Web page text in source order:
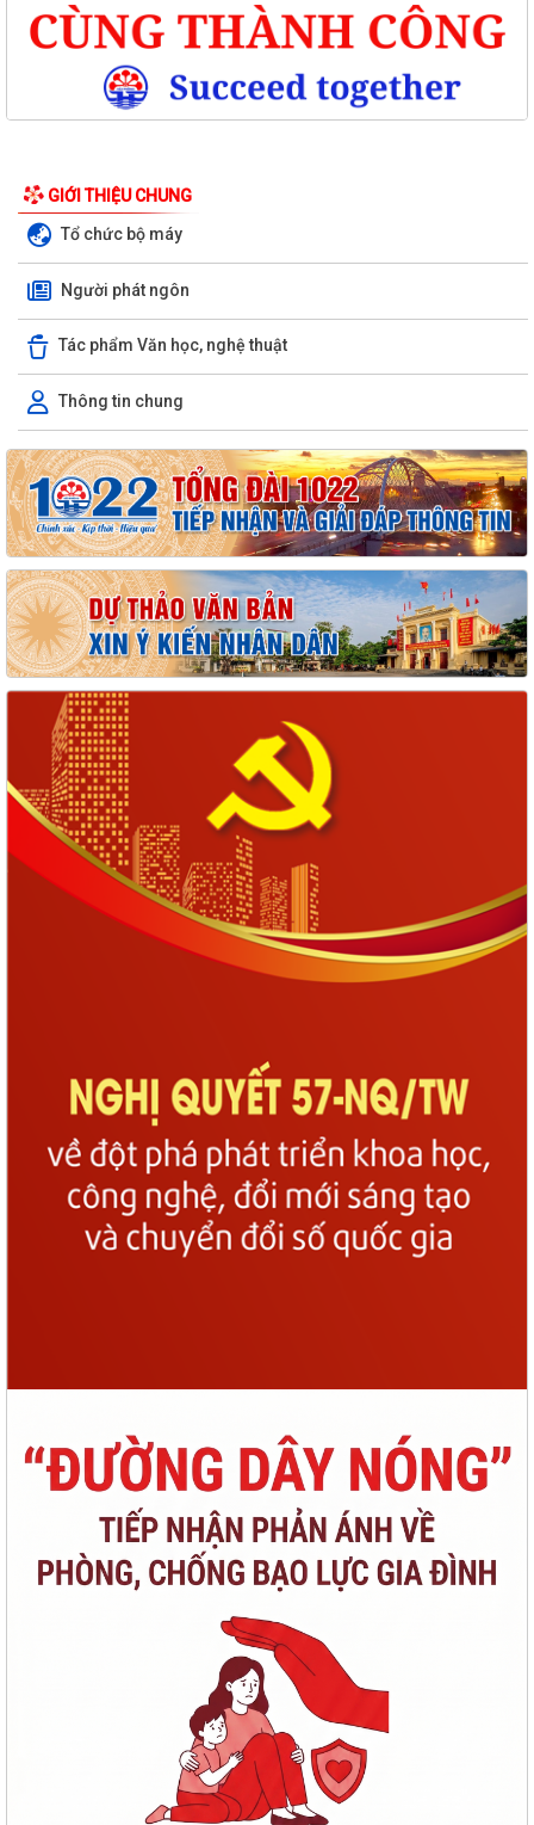
GIỚI THIỆU CHUNG
Tổ chức bộ máy
Người phát ngôn
Tác phẩm Văn học, nghệ thuật
Thông tin chung
TUYỂN CHỌN THỰC TẬP SINH NAM ĐI THỰC TẬP KỸ THUẬT TẠI NHẬT
THÔNG BÁO: VỀ VIỆC KẾT THÚC NIÊM YẾT CÔNG KHAI KẾT QUẢ RÀ
SOÁT CÁC ĐỐI TƯỢNG THUỘC HỘ NGHÈO, HỘ...